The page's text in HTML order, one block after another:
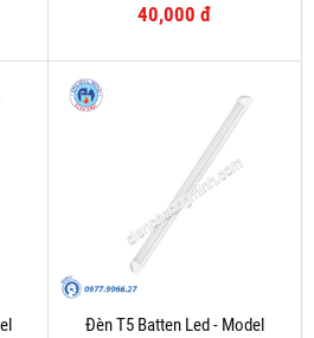
40,000 đ
Đèn T5 Batten Led - Model